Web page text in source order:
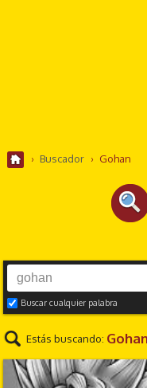
› Buscador › Gohan
Buscar cualquier palabra
Estás buscando: